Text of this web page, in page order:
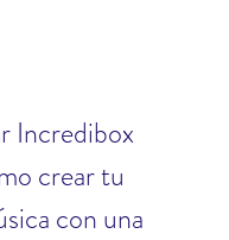
Incredibox
crear tu
con una